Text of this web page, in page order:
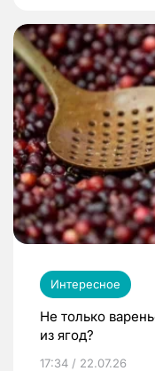
Интересное
Не только
из ягод?
17:34 / 22.07.26